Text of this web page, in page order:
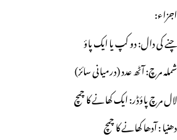
اجزاء:
چنے کی دال: دو کپ یا ایک پاؤ
شملہ مرچ: آٹھ عدد (درمیانی سائز)
لال مرچ پاؤڈر: ایک کھانے کا چمچ
دھنیا : آدھا کھانے کا چمچ